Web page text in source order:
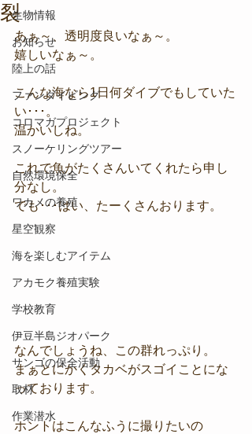
生物情報
お知らせ
陸上の話
ファンダイビング
コロマガプロジェクト
スノーケリングツアー
自然環境保全
ワカメの養殖
星空観察
海を楽しむアイテム
アカモク養殖実験
学校教育
伊豆半島ジオパーク
サンゴの保全活動
取材
作業潜水
裂
あぁ～、透明度良いなぁ～。
嬉しいなぁ～。
こんな海なら1日何ダイブでもしていた
い･･･。
温かいしね。
これで魚がたくさんいてくれたら申し
分なし。
でも･･･はい、たーくさんおります。
なんでしょうね、この群れっぷり。
まぁとにかくタカベがスゴイことにな
っております。
ホントはこんなふうに撮りたいの